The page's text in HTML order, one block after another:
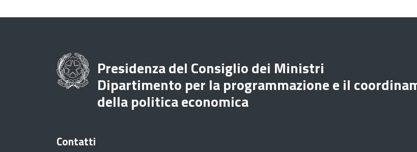
Presidenza del Consiglio dei Ministri
Dipartimento per la programmazione e il
della politica economica
Contatti